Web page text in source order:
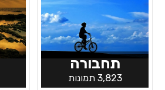
תחבורה
3,823 תמונות